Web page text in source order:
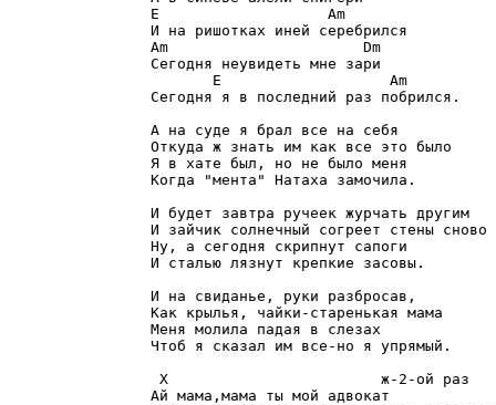
E
Am
Am
Dm
E
Am
                Сегодня я в последний раз побрился.
                А на суде я брал все на себя
                Откуда ж знать им как все это было
                Я в хате был, но не было меня
                Когда "мента" Натаха замочила.
                И будет завтра ручеек журчать другим
И зайчик солнечный согреет стены сново
                Ну, а сегодня скрипнут сапоги
                И сталью лязнут крепкие засовы.
                И на свиданье, руки разбросав,
                Как крылья, чайки-старенькая мама
                Меня молила падая в слезах
                Чтоб я сказал им все-но я упрямый.
                 Х                        ж-2-ой раз
                Ай мама,мама ты мой адвокат